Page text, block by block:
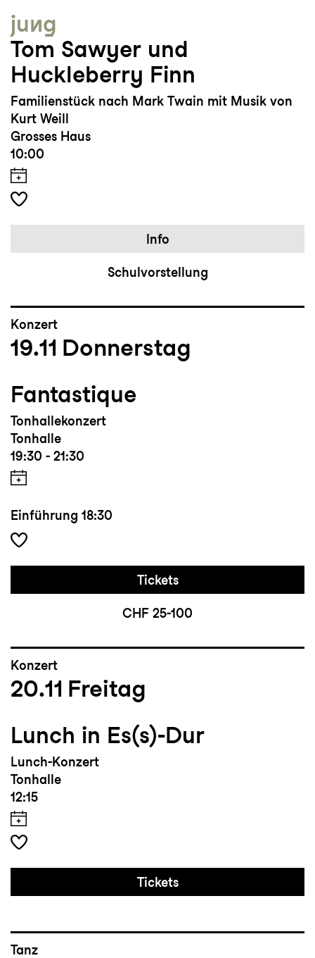
jung
Tom Sawyer und
Huckleberry Finn
Familienstück nach Mark Twain mit Musik von
Kurt Weill
Grosses Haus
10:00
Info
Schulvorstellung
Konzert
19.11 Donnerstag
Fantastique
Tonhallekonzert
Tonhalle
19:30 - 21:30
Einführung 18:30
Tickets
CHF 25-100
Konzert
20.11 Freitag
Lunch in Es(s)-Dur
Lunch-Konzert
Tonhalle
12:15
Tickets
Tanz